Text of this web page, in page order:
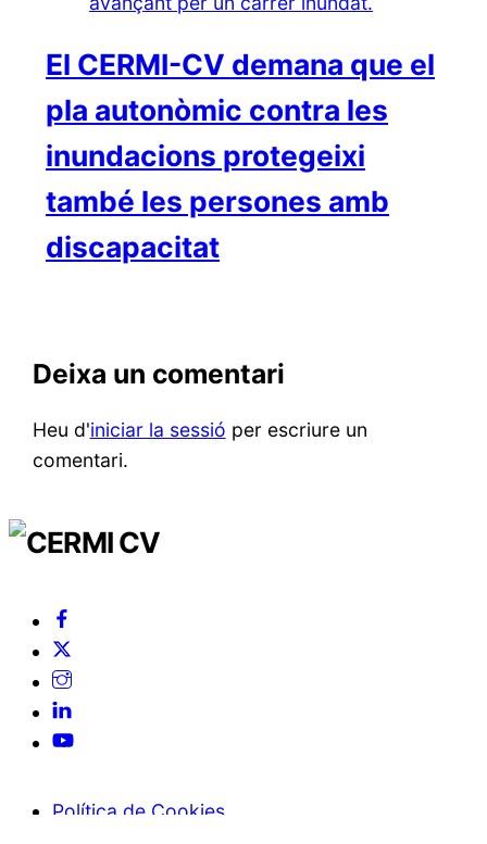
El CERMI-CV demana que el
pla autonòmic contra les
inundacions protegeixi
també les persones amb
discapacitat
Deixa un comentari
Heu d'iniciar la sessió per escriure un
comentari.
Twitter
Instagram
Linkedin
YouTube
Política de Cookies